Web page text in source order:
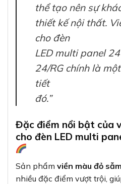
thể tạo nên sự
thiết kế nội thất.
cho đèn
LED multi panel
24/RG chính là
tiết
đó.”
Đặc điểm nổi bật của
cho đèn LED multi
Sản phẩm viền màu đỏ sẫm
nhiều đặc điểm vượt trội,